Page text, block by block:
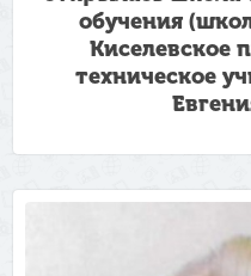
обучения
Киселевское
техническое